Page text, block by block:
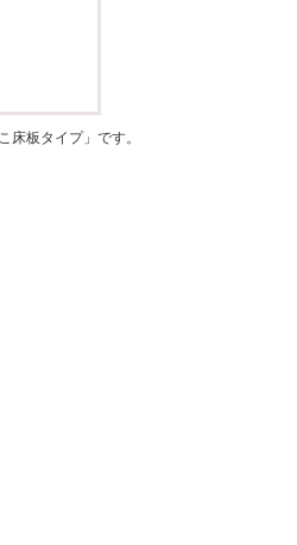
板タイプ」です。